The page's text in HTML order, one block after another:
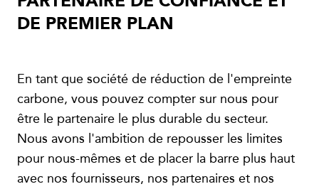
DE PREMIER PLAN
En tant que société de réduction de l'empreinte
carbone, vous pouvez compter sur nous pour
être le partenaire le plus durable du secteur.
Nous avons l'ambition de repousser les limites
pour nous-mêmes et de placer la barre plus haut
avec nos fournisseurs, nos partenaires et nos